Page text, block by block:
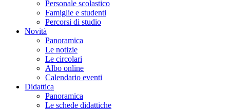
Personale scolastico
Famiglie e studenti
Percorsi di studio
Novità
Panoramica
Le notizie
Le circolari
Albo online
Calendario eventi
Didattica
Panoramica
Le schede didattiche